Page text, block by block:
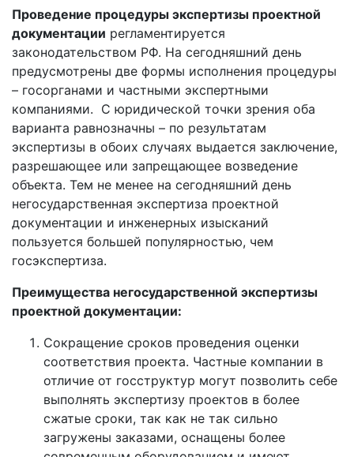
Проведение процедуры экспертизы проектной
документации регламентируется
законодательством РФ. На сегодняшний день
предусмотрены две формы исполнения процедуры
– госорганами и частными экспертными
компаниями. С юридической точки зрения оба
варианта равнозначны – по результатам
экспертизы в обоих случаях выдается заключение,
разрешающее или запрещающее возведение
объекта. Тем не менее на сегодняшний день
негосударственная экспертиза проектной
документации и инженерных изысканий
пользуется большей популярностью, чем
госэкспертиза.
Преимущества негосударственной экспертизы
проектной документации:
Сокращение сроков проведения оценки
соответствия проекта. Частные компании в
отличие от госструктур могут позволить себе
выполнять экспертизу проектов в более
сжатые сроки, так как не так сильно
загружены заказами, оснащены более